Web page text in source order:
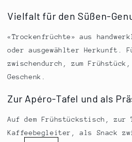
o
i
e
Vielfalt für den Süßen-
«Trockenfrüchte» aus
oder ausgewählter Herkunft.
zwischendurch, zum
Geschenk.
Zur Apéro-Tafel und als
Auf dem Frühstückstisch,
Kaffeebegleiter, als Snack